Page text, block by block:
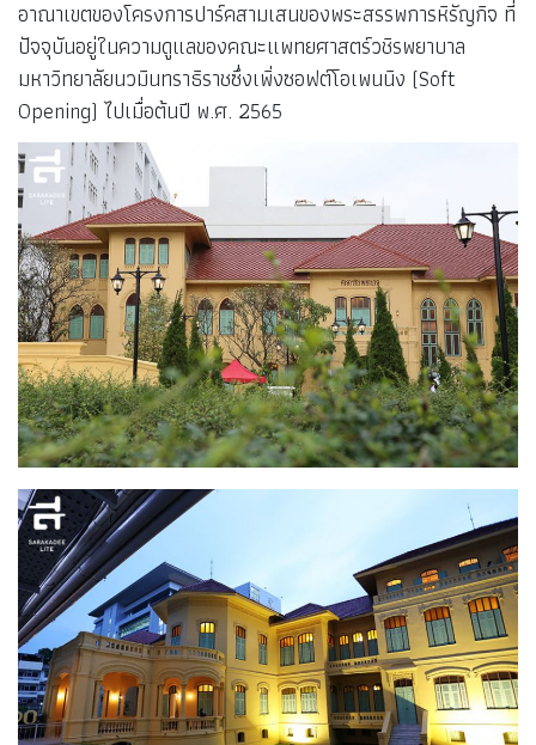
อาณาเขตของโครงการปาร์คสามเสนของพระสรรพการหิรัญกิจ ที่
ปัจจุบันอยู่ในความดูแลของคณะแพทยศาสตร์วชิรพยาบาล
มหาวิทยาลัยนวมินทราธิราชซึ่งเพิ่งซอฟต์โอเพนนิง (Soft
Opening) ไปเมื่อต้นปี พ.ศ. 2565